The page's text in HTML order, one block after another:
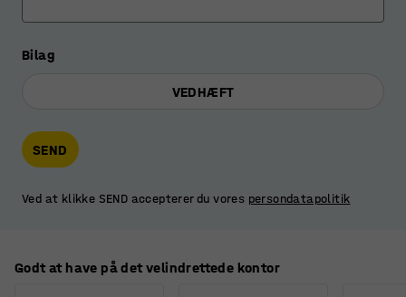
Bilag
VEDHÆFT
SEND
Ved at klikke SEND accepterer du vores persondatapolitik
Godt at have på det velindrettede kontor